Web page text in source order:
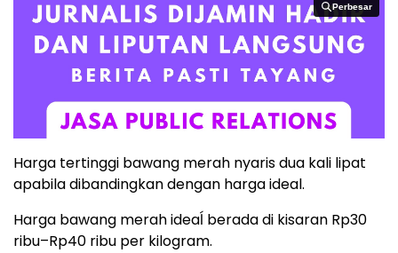
Perbesar
Perbesar
Harga tertinggi bawang merah nyaris dua kali lipat
apabila dibandingkan dengan harga ideal.
Harga bawang merah ideaĺ berada di kisaran Rp30
ribu–Rp40 ribu per kilogram.